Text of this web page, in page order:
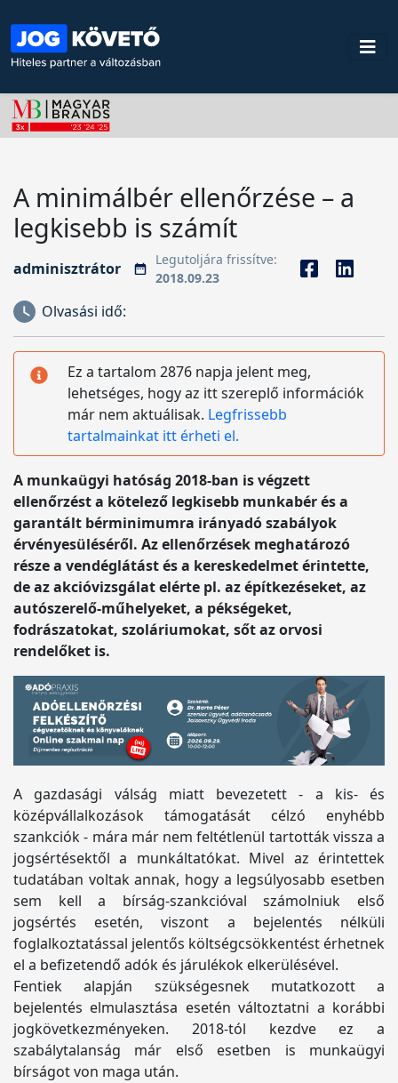
A minimálbér ellenőrzése – a
legkisebb is számít
adminisztrátor
Legutoljára frissítve:
2018.09.23
Olvasási idő:
Ez a tartalom 2876 napja jelent meg,
lehetséges, hogy az itt szereplő információk
már nem aktuálisak. Legfrissebb
tartalmainkat itt érheti el.
A munkaügyi hatóság 2018-ban is végzett
ellenőrzést a kötelező legkisebb munkabér és a
garantált bérminimumra irányadó szabályok
érvényesüléséről. Az ellenőrzések meghatározó
része a vendéglátást és a kereskedelmet érintette,
de az akcióvizsgálat elérte pl. az építkezéseket, az
autószerelő-műhelyeket, a pékségeket,
fodrászatokat, szoláriumokat, sőt az orvosi
rendelőket is.
A gazdasági válság miatt bevezetett - a kis- és
középvállalkozások támogatását célzó enyhébb
szankciók - mára már nem feltétlenül tartották vissza a
jogsértésektől a munkáltatókat. Mivel az érintettek
tudatában voltak annak, hogy a legsúlyosabb esetben
sem kell a bírság-szankcióval számolniuk első
jogsértés esetén, viszont a bejelentés nélküli
foglalkoztatással jelentős költségcsökkentést érhetnek
el a befizetendő adók és járulékok elkerülésével.
Fentiek alapján szükségesnek mutatkozott a
bejelentés elmulasztása esetén változtatni a korábbi
jogkövetkezményeken. 2018-tól kezdve ez a
szabálytalanság már első esetben is munkaügyi
bírságot von maga után.